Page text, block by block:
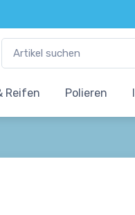
Reifen Polieren